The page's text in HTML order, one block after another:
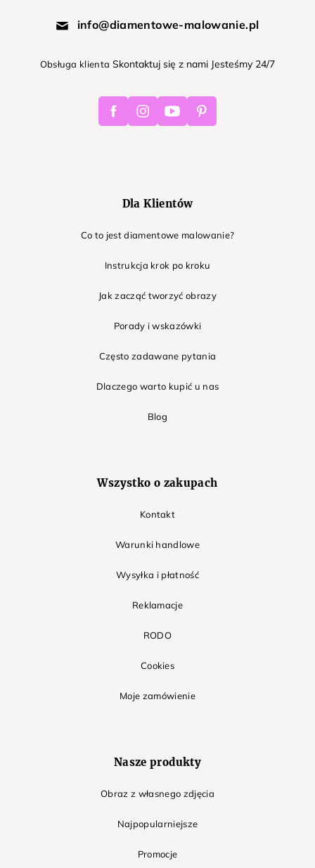
info@diamentowe-malowanie.pl
Obsługa klienta Skontaktuj się z nami Jesteśmy 24/7
FacebookInstagramYoutube Pinterest
Dla Klientów
Co to jest diamentowe malowanie?
Instrukcja krok po kroku
Jak zacząć tworzyć obrazy
Porady i wskazówki
Często zadawane pytania
Dlaczego warto kupić u nas
Blog
Wszystko o zakupach
Kontakt
Warunki handlowe
Wysyłka i płatność
Reklamacje
RODO
Cookies
Moje zamówienie
Nasze produkty
Obraz z własnego zdjęcia
Najpopularniejsze
Promocje